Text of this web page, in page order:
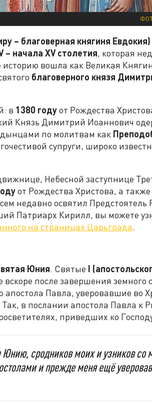
– благоверная княгиня
– начала XVстолетия, которая
вошла как Великая
благоверного князя
в 1380 годуот Рождества
Князь Димитрий Иоаннович
по молитвам как
супруги, широко
Небесной заступнице
от Рождества Христова, а
недавно освятил Предстоятель
Патриарх Кирилл, вы можете
на страницах Царьграда.
Юния. Святые I
после завершения земного
апостола Павла, уверовавшие во
в послании апостола Павла к
приведших ко
Юнию, сродников моих и узников со
и прежде меня ещё